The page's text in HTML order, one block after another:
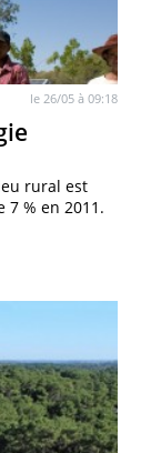
le 26/05 à 09:18
rural est
7 % en 2011.